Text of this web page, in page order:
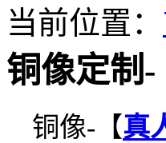
当前位置：
铜像定制
铜像-【真